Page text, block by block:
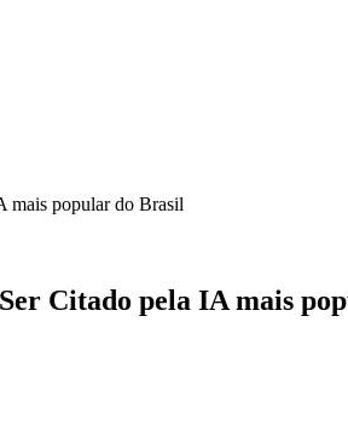
mais popular do Brasil
Citado pela IA mais